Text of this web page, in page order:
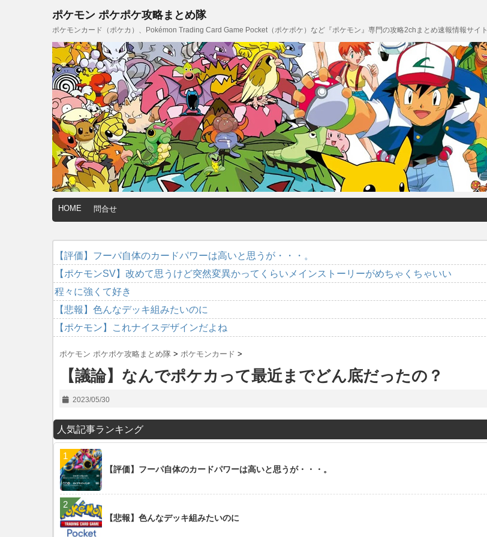
ポケモン ポケポケ攻略まとめ隊
ポケモンカード（ポケカ）、Pokémon Trading Card Game Pocket（ポケポケ）など『ポケモン』専門の攻略2chまとめ速報情報サイト
HOME 問合せ
【評価】フーパ自体のカードパワーは高いと思うが・・・。
【ポケモンSV】改めて思うけど突然変異かってくらいメインストーリーがめちゃくちゃいい
程々に強くて好き
【悲報】色んなデッキ組みたいのに
【ポケモン】これナイスデザインだよね
ポケモン ポケポケ攻略まとめ隊 > ポケモンカード >
【議論】なんでポケカって最近までどん底だったの？
2023/05/30
人気記事ランキング
【評価】フーパ自体のカードパワーは高いと思うが・・・。
【悲報】色んなデッキ組みたいのに